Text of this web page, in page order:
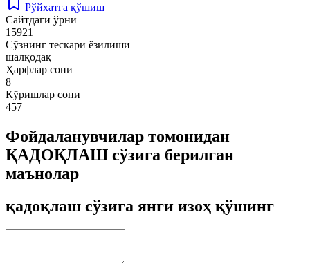
Рўйхатга қўшиш
Сайтдаги ўрни
15921
Сўзнинг тескари ёзилиши
шалқодақ
Ҳарфлар сони
8
Кўришлар сони
457
Фойдаланувчилар томонидан
ҚАДОҚЛАШ сўзига берилган
маънолар
қадоқлаш сўзига янги изоҳ қўшинг